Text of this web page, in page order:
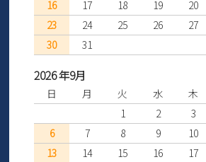
16
17 18 19 20
23
24 25 26 27
30
31
2026 年9月
日 月 火 水 木
1
2 3
6
7 8 9 10
13
14 15 16 17